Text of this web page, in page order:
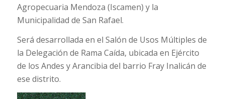
Agropecuaria Mendoza (Iscamen) y la
Municipalidad de San Rafael.
Será desarrollada en el Salón de Usos Múltiples de
la Delegación de Rama Caída, ubicada en Ejército
de los Andes y Arancibia del barrio Fray Inalicán de
ese distrito.